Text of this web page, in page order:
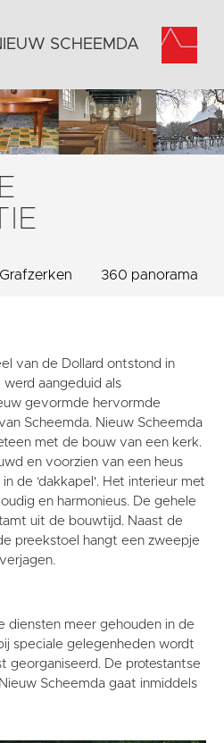
SCHEEMDA
Grafzerken 360 panorama
van de Dollard ontstond in
aangeduid als
gevormde hervormde
Scheemda. Nieuw Scheemda
met de bouw van een kerk.
en voorzien van een heus
de ‘dakkapel'. Het interieur met
en harmonieus. De gehele
uit de bouwtijd. Naast de
preekstoel hangt een zweepje
diensten meer gehouden in de
speciale gelegenheden wordt
georganiseerd. De protestantse
Scheemda gaat inmiddels